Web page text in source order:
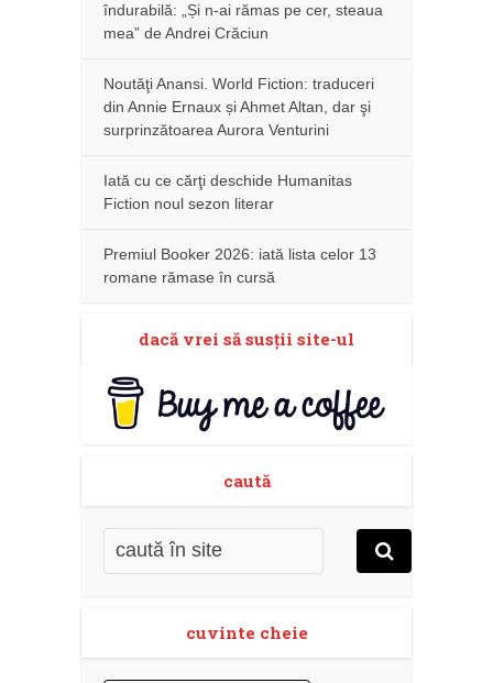
îndurabilă: „Și n-ai rămas pe cer, steaua
mea” de Andrei Crăciun
Noutăţi Anansi. World Fiction: traduceri
din Annie Ernaux și Ahmet Altan, dar şi
surprinzătoarea Aurora Venturini
Iată cu ce cărţi deschide Humanitas
Fiction noul sezon literar
Premiul Booker 2026: iată lista celor 13
romane rămase în cursă
dacă vrei să susţii site-ul
caută
cuvinte cheie